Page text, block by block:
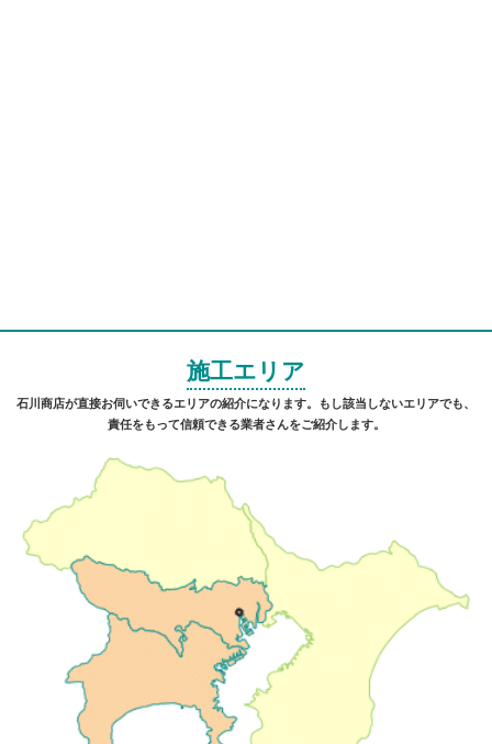
施工エリア
石川商店が直接お伺いできるエリアの紹介になります。もし該当しないエリアでも、
責任をもって信頼できる業者さんをご紹介します。